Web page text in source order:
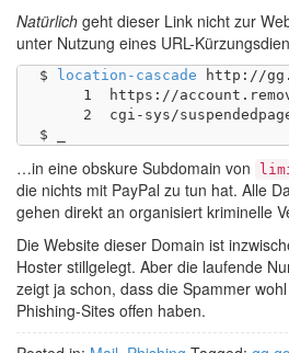
Natürlich geht dieser Link nicht zur
unter Nutzung eines URL-
$ location-cascade http://
     1	https://account.removeelimitations-alert.limited45.com/?signin
     2	cgi-sys/suspendedpage.cgi
…in eine obskure Subdomain von
die nichts mit PayPal zu tun hat. Alle
gehen direkt an organisiert kriminelle
Die Website dieser Domain ist
Hoster stillgelegt. Aber die laufende
zeigt ja schon, dass die Spammer
Phishing-Sites offen haben.